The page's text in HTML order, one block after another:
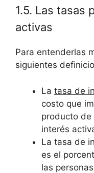
1.5. Las tasas
activas
Para entenderlas
siguientes
La tasa de
costo que
producto
interés
La tasa de
es el
las